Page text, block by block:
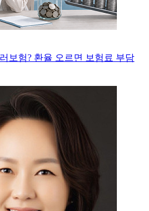
보험? 환율 오르면 보험료 부담